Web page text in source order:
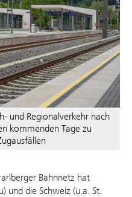
und Regionalverkehr nach
kommenden Tage zu
Bahnnetz hat
und die Schweiz (u.a. St.